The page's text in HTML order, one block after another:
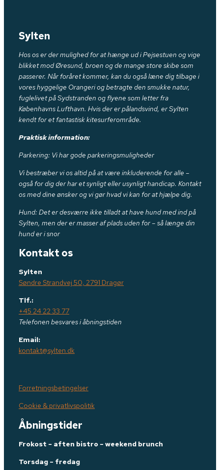
Sylten
Hos os er der mulighed for at hænge ud i Pejsestuen og vige
blikket mod Øresund, broen og de mange store skibe som
passerer. Når foråret kommer, kan du også læne dig tilbage i
vores hyggelige Orangeri og betragte den smukke natur,
fuglelivet på Sydstranden og flyene som letter fra
Københavns Lufthavn. Hvis der er pålandsvind, er Sylten
kendt for et fantastisk kitesurferområde.
Praktisk information:
Parkering: Vi har gode parkeringsmuligheder
Vi bestræber vi os altid på at være inkluderende for alle –
også for dig der har et synligt eller usynligt handicap. Kontakt
os med dine ønsker og vi gør hvad vi kan for at hjælpe dig.
Hund: Det er desværre ikke tilladt at have hund med ind på
Sylten, men der er masser af plads uden for – så længe din
hund er i snor
Kontakt os
Sylten
Søndre Strandvej 50, 2791 Dragør
Tlf.:
+45 24 22 33 77
Telefonen besvares i åbningstiden
Email:
kontakt@sylten.dk
Forretningsbetingelser
Cookie & privatlivspolitik
Åbningstider
Frokost – aften bistro – weekend brunch
Torsdag – fredag